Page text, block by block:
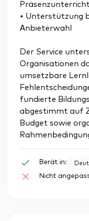
• Unterstützung
Anbieterwahl
Der Service
Organisationen
umsetzbare
fundierte
abgestimmt auf
Budget sowie
Berät in:
Nicht